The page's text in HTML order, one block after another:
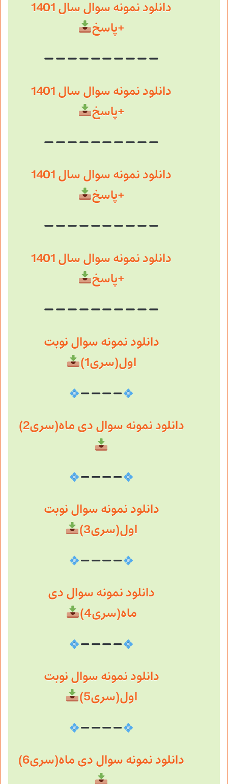
دانلود نمونه سوال سال 1401
+پاسخ
دانلود نمونه سوال سال 1401
+پاسخ
دانلود نمونه سوال سال 1401
+پاسخ
دانلود نمونه سوال سال 1401
+پاسخ
دانلود نمونه سوال نوبت
اول(سری1)
دانلود نمونه سوال دی ماه(سری2)
دانلود نمونه سوال نوبت
اول(سری3)
دانلود نمونه سوال دی
ماه(سری4)
دانلود نمونه سوال نوبت
اول(سری5)
دانلود نمونه سوال دی ماه(سری6)